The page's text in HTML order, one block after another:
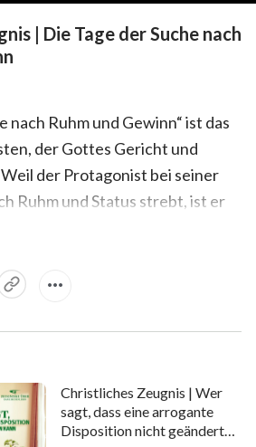
| Die Tage der Suche nach
nach Ruhm und Gewinn“ ist das
der Gottes Gericht und
der Protagonist bei seiner
Ruhm und Status strebt, ist er
Li an seiner Stelle zum
schmiedet sogar Pläne, ihn
selbst die Chance zu bekommen,
weist seine anderen Brüder und
zurecht. Diese fühlen sich
und leiden darunter. Auch die
dadurch beeinträchtigt und er
darunter. Erst als er das
Christliches Zeugnis | Wer
sagt, dass eine arrogante
Disposition nicht geändert